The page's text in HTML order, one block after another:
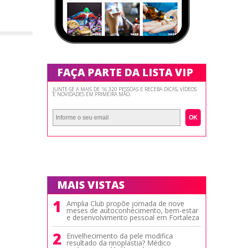
FAÇA PARTE DA LISTA VIP
JUNTE-SE A MAIS DE 16.320 PESSOAS E RECEBA DICAS, VÍDEOS
E NOVIDADES EM PRIMEIRA MÃO.
OK
MAIS VISTAS
1 Amplia Club propõe jornada de nove
meses de autoconhecimento, bem-estar
e desenvolvimento pessoal em Fortaleza
2 Envelhecimento da pele modifica
resultado da rinoplastia? Médico